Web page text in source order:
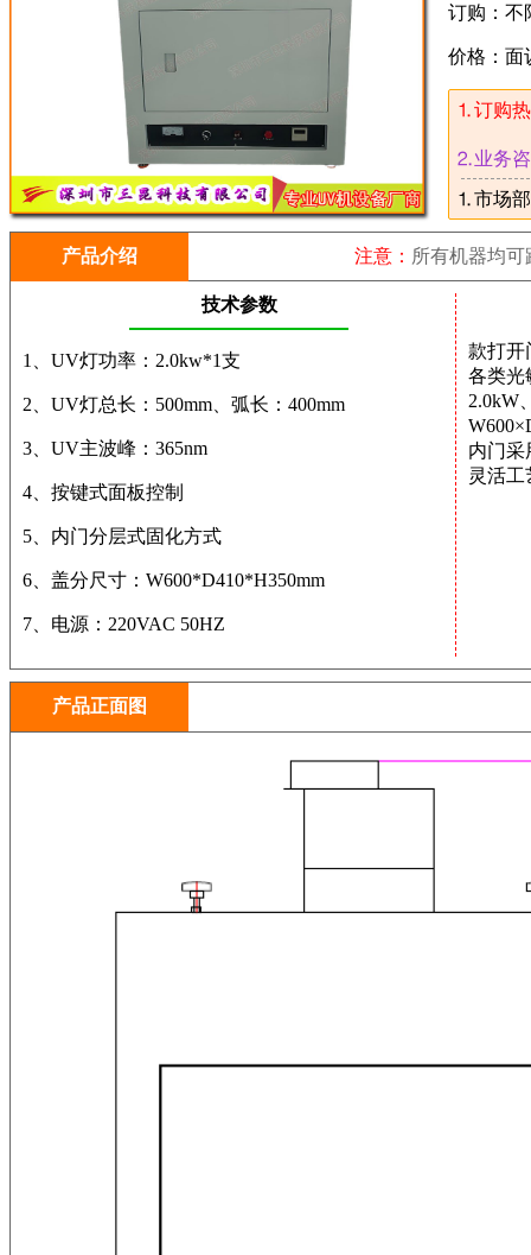
订购：不
价格：面
⒈订购
⒉业务
⒈市场部
产品介绍 注意： 所有机器均
技术参数
1、UV灯功率：2.0kw*1支
2、UV灯总长：500mm、弧长：400mm
3、UV主波峰：365nm
4、按键式面板控制
5、内门分层式固化方式
6、盖分尺寸：W600*D410*H350mm
7、电源：220VAC 50HZ
款打开
各类光
2.0kW
内门采
灵活工
产品正面图